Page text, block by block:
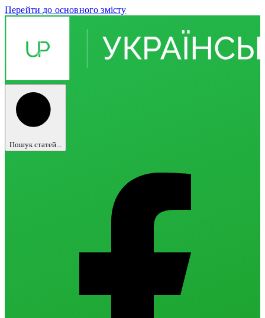
Перейти до основного змісту
Пошук статей...